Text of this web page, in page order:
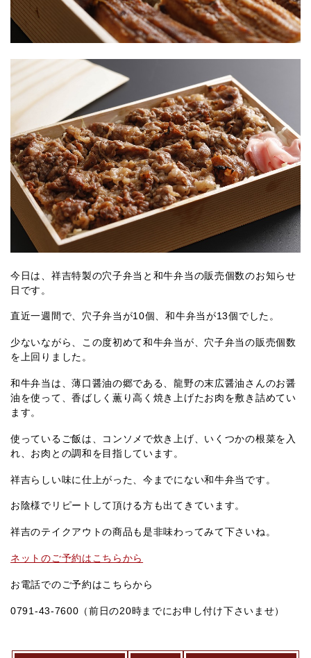
今日は、祥吉特製の穴子弁当と和牛弁当の販売個数のお知らせ
日です。
直近一週間で、穴子弁当が10個、和牛弁当が13個でした。
少ないながら、この度初めて和牛弁当が、穴子弁当の販売個数
を上回りました。
和牛弁当は、薄口醤油の郷である、龍野の末広醤油さんのお醤
油を使って、香ばしく薫り高く焼き上げたお肉を敷き詰めてい
ます。
使っているご飯は、コンソメで炊き上げ、いくつかの根菜を入
れ、お肉との調和を目指しています。
祥吉らしい味に仕上がった、今までにない和牛弁当です。
お陰様でリピートして頂ける方も出てきています。
祥吉のテイクアウトの商品も是非味わってみて下さいね。
ネットのご予約はこちらから
お電話でのご予約はこちらから
0791-43-7600（前日の20時までにお申し付け下さいませ）